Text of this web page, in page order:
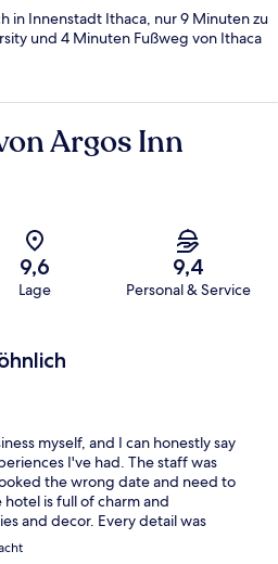
in Innenstadt Ithaca, nur 9 Minuten zu
und 4 Minuten Fußweg von Ithaca
Argos Inn
9,6
Lage
9,4
Personal & Service
myself, and I can honestly say
I've had. The staff was
the wrong date and need to
is full of charm and
and decor. Every detail was
level of execution, and the
elegance. I highly recommend